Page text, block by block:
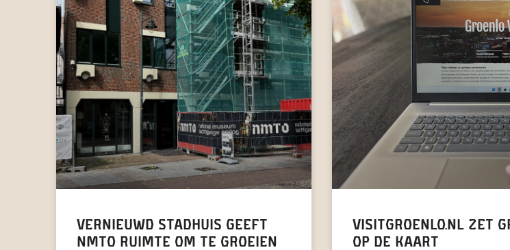
Vernieuwd stadhuis geeft
NMTO ruimte om te groeien
VisitGroenlo.nl zet
op de kaart